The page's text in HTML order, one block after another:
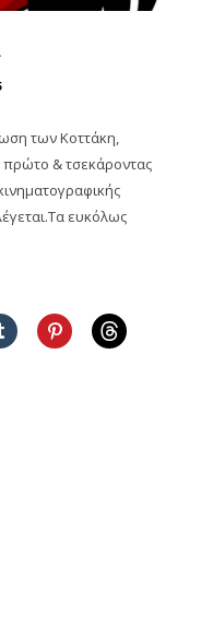
των Κοττάκη,
& τσεκάροντας
ευκόλως